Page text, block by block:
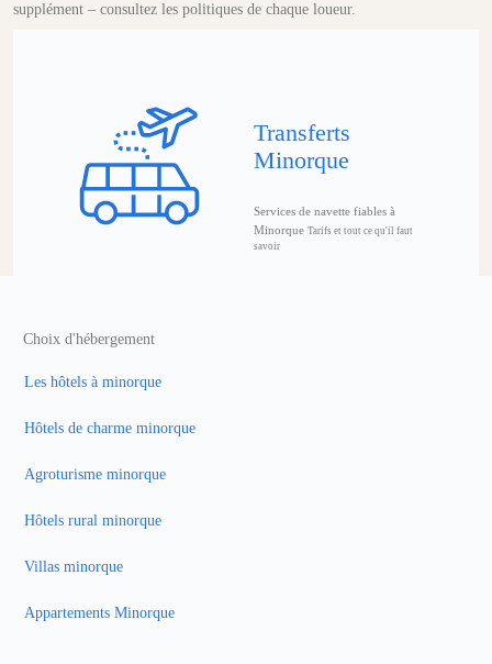
supplément – consultez les politiques de chaque loueur.
Transferts
Minorque
Services de navette fiables à
Minorque Tarifs et tout ce qu'il faut
savoir
Choix d'hébergement
Les hôtels à minorque
Hôtels de charme minorque
Agroturisme minorque
Hôtels rural minorque
Villas minorque
Appartements Minorque